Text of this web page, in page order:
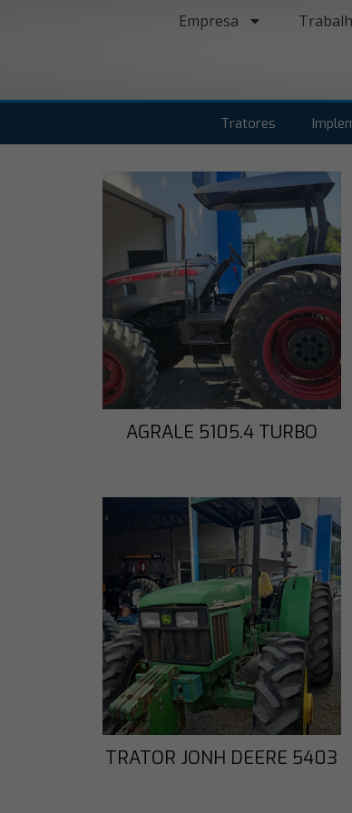
Empresa
Tratores
AGRALE 5105.4 TURBO
TRATOR JONH DEERE 5403